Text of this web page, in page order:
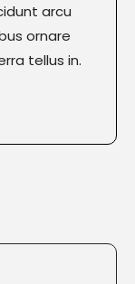
arcu
ornare
tellus in.